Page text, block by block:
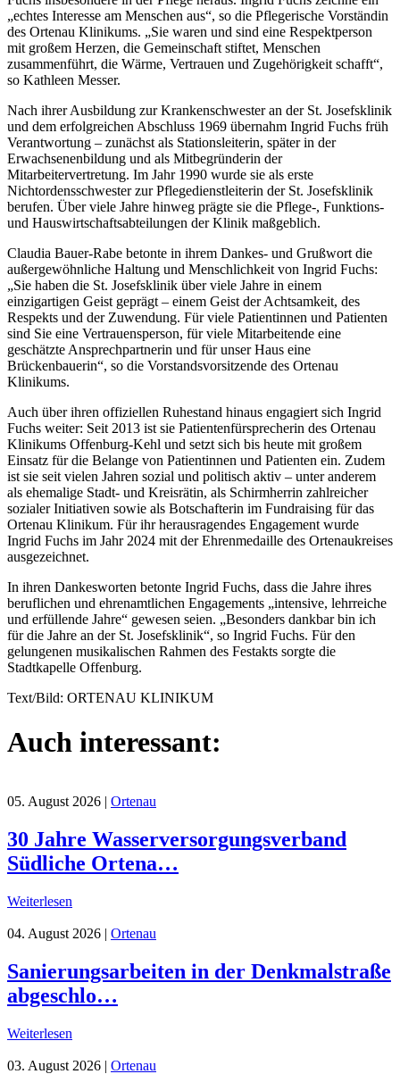
„echtes Interesse am Menschen aus“, so die Pflegerische Vorständin
des Ortenau Klinikums. „Sie waren und sind eine Respektperson
mit großem Herzen, die Gemeinschaft stiftet, Menschen
zusammenführt, die Wärme, Vertrauen und Zugehörigkeit schafft“,
so Kathleen Messer.
Nach ihrer Ausbildung zur Krankenschwester an der St. Josefsklinik
und dem erfolgreichen Abschluss 1969 übernahm Ingrid Fuchs früh
Verantwortung – zunächst als Stationsleiterin, später in der
Erwachsenenbildung und als Mitbegründerin der
Mitarbeitervertretung. Im Jahr 1990 wurde sie als erste
Nichtordensschwester zur Pflegedienstleiterin der St. Josefsklinik
berufen. Über viele Jahre hinweg prägte sie die Pflege-, Funktions-
und Hauswirtschaftsabteilungen der Klinik maßgeblich.
Claudia Bauer-Rabe betonte in ihrem Dankes- und Grußwort die
außergewöhnliche Haltung und Menschlichkeit von Ingrid Fuchs:
„Sie haben die St. Josefsklinik über viele Jahre in einem
einzigartigen Geist geprägt – einem Geist der Achtsamkeit, des
Respekts und der Zuwendung. Für viele Patientinnen und Patienten
sind Sie eine Vertrauensperson, für viele Mitarbeitende eine
geschätzte Ansprechpartnerin und für unser Haus eine
Brückenbauerin“, so die Vorstandsvorsitzende des Ortenau
Klinikums.
Auch über ihren offiziellen Ruhestand hinaus engagiert sich Ingrid
Fuchs weiter: Seit 2013 ist sie Patientenfürsprecherin des Ortenau
Klinikums Offenburg-Kehl und setzt sich bis heute mit großem
Einsatz für die Belange von Patientinnen und Patienten ein. Zudem
ist sie seit vielen Jahren sozial und politisch aktiv – unter anderem
als ehemalige Stadt- und Kreisrätin, als Schirmherrin zahlreicher
sozialer Initiativen sowie als Botschafterin im Fundraising für das
Ortenau Klinikum. Für ihr herausragendes Engagement wurde
Ingrid Fuchs im Jahr 2024 mit der Ehrenmedaille des Ortenaukreises
ausgezeichnet.
In ihren Dankesworten betonte Ingrid Fuchs, dass die Jahre ihres
beruflichen und ehrenamtlichen Engagements „intensive, lehrreiche
und erfüllende Jahre“ gewesen seien. „Besonders dankbar bin ich
für die Jahre an der St. Josefsklinik“, so Ingrid Fuchs. Für den
gelungenen musikalischen Rahmen des Festakts sorgte die
Stadtkapelle Offenburg.
Text/Bild: ORTENAU KLINIKUM
Auch interessant:
05. August 2026 | Ortenau
30 Jahre Wasserversorgungsverband
Südliche Ortena…
Weiterlesen
04. August 2026 | Ortenau
Sanierungsarbeiten in der Denkmalstraße
abgeschlo…
Weiterlesen
03. August 2026 | Ortenau